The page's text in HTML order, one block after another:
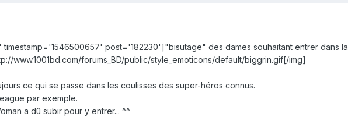
post='182230']"bisutage" des dames souhaitant entrer dans
www.1001bd.com/forums_BD/public/style_emoticons/default/biggrin.gif[/img]
ce qui se passe dans les coulisses des super-héros connus.
par exemple.
a dû subir pour y entrer... ^^